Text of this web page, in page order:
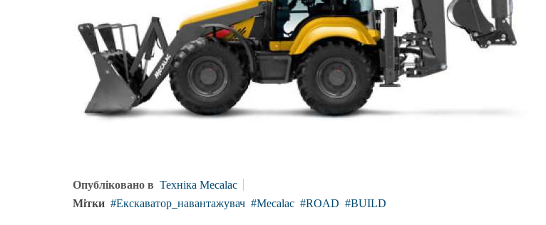
Опубліковано в Техніка Mecalac
Мітки
Екскаватор_навантажувач Mecalac ROAD BUILD